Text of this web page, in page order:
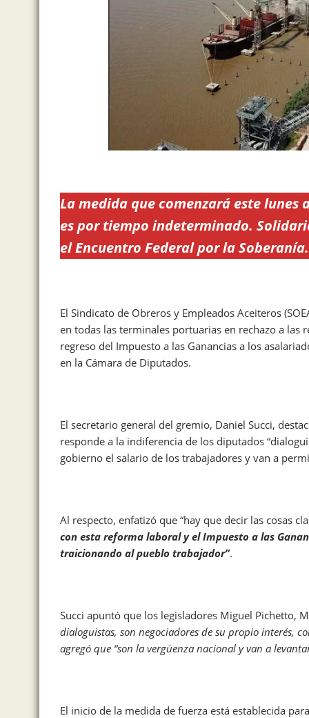
La medida que comenzará este
es por tiempo indeterminado.
el Encuentro Federal por la Soberanía.
El Sindicato de Obreros y Empleados Aceiteros
en todas las terminales portuarias en rechazo a las
regreso del Impuesto a las Ganancias a los
en la Cámara de Diputados.
El secretario general del gremio, Daniel Succi,
responde a la indiferencia de los diputados
gobierno el salario de los trabajadores y van a
Al respecto, enfatizó que “hay que decir las cosas
con esta reforma laboral y el Impuesto a las
traicionando al pueblo trabajador”.
Succi apuntó que los legisladores Miguel Pichetto,
dialoguistas, son negociadores de su propio interés,
agregó que “son la vergüenza nacional y van a
El inicio de la medida de fuerza está establecida